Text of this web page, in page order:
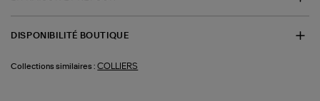
DISPONIBILITÉ BOUTIQUE
Collections similaires : COLLIERS